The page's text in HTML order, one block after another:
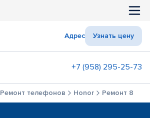
Адрес Узнать цену
+7 (958) 295-25-73
Ремонт телефонов Honor Ремонт 8